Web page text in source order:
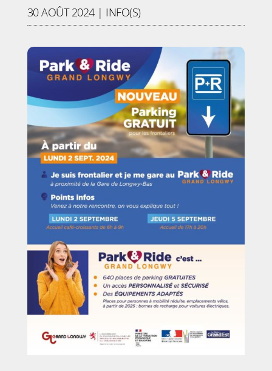
30 AOÛT 2024| INFO(S)